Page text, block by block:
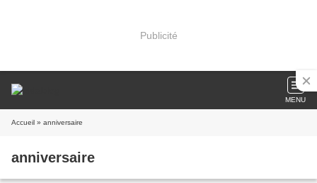
Publicité
MENU
Accueil » anniversaire
anniversaire